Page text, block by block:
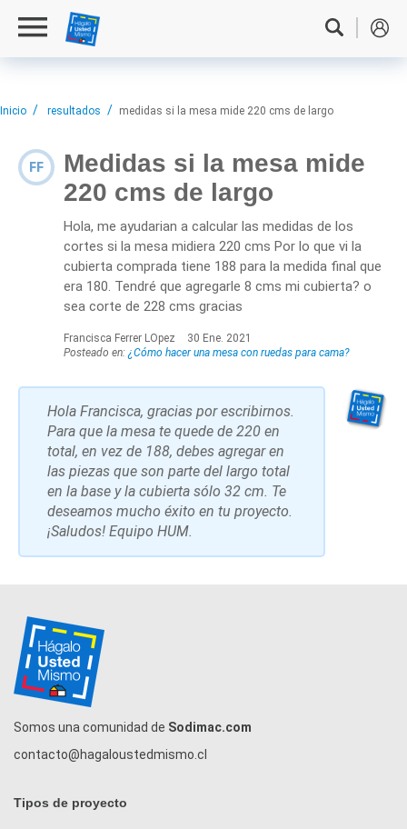
Inicio resultados medidas si la mesa mide 220 cms de largo
FF
Medidas si la mesa mide
220 cms de largo
Hola, me ayudarian a calcular las medidas de los
cortes si la mesa midiera 220 cms Por lo que vi la
cubierta comprada tiene 188 para la medida final que
era 180. Tendré que agregarle 8 cms mi cubierta? o
sea corte de 228 cms gracias
Francisca Ferrer LOpez
30 Ene. 2021
Posteado en: ¿Cómo hacer una mesa con ruedas para cama?
Hola Francisca, gracias por escribirnos.
Para que la mesa te quede de 220 en
total, en vez de 188, debes agregar en
las piezas que son parte del largo total
en la base y la cubierta sólo 32 cm. Te
deseamos mucho éxito en tu proyecto.
¡Saludos! Equipo HUM.
Somos una comunidad de Sodimac.com
contacto@hagaloustedmismo.cl
Tipos de proyecto